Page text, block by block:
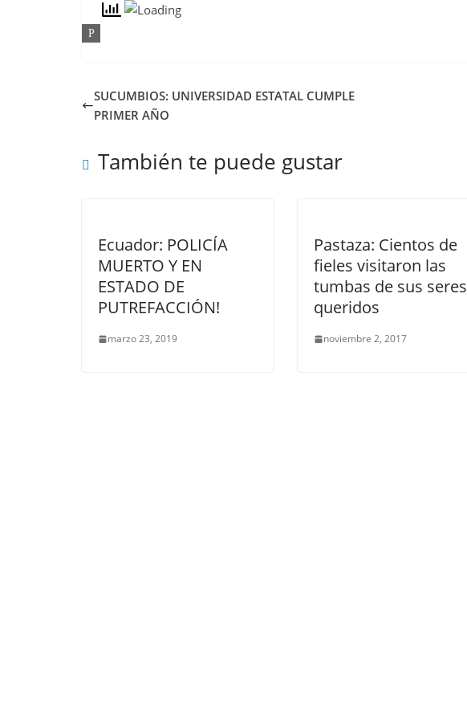
P
SUCUMBIOS: UNIVERSIDAD ESTATAL CUMPLE
PRIMER AÑO
También te puede gustar
Ecuador: POLICÍA
MUERTO Y EN
ESTADO DE
PUTREFACCIÓN!
marzo 23, 2019
Pastaza: Cientos de
fieles visitaron las
tumbas de sus seres
queridos
noviembre 2, 2017